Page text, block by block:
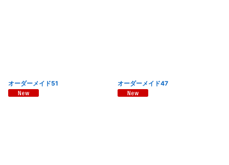
オーダーメイド51 オーダーメイド47